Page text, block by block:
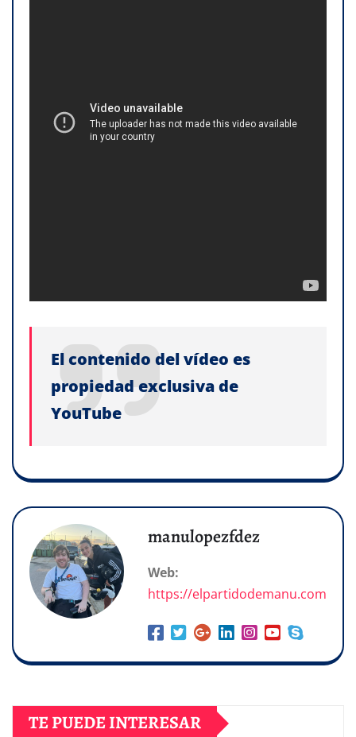
El contenido del vídeo es
propiedad exclusiva de
YouTube
manulopezfdez
Web:
https://elpartidodemanu.com
TE PUEDE INTERESAR